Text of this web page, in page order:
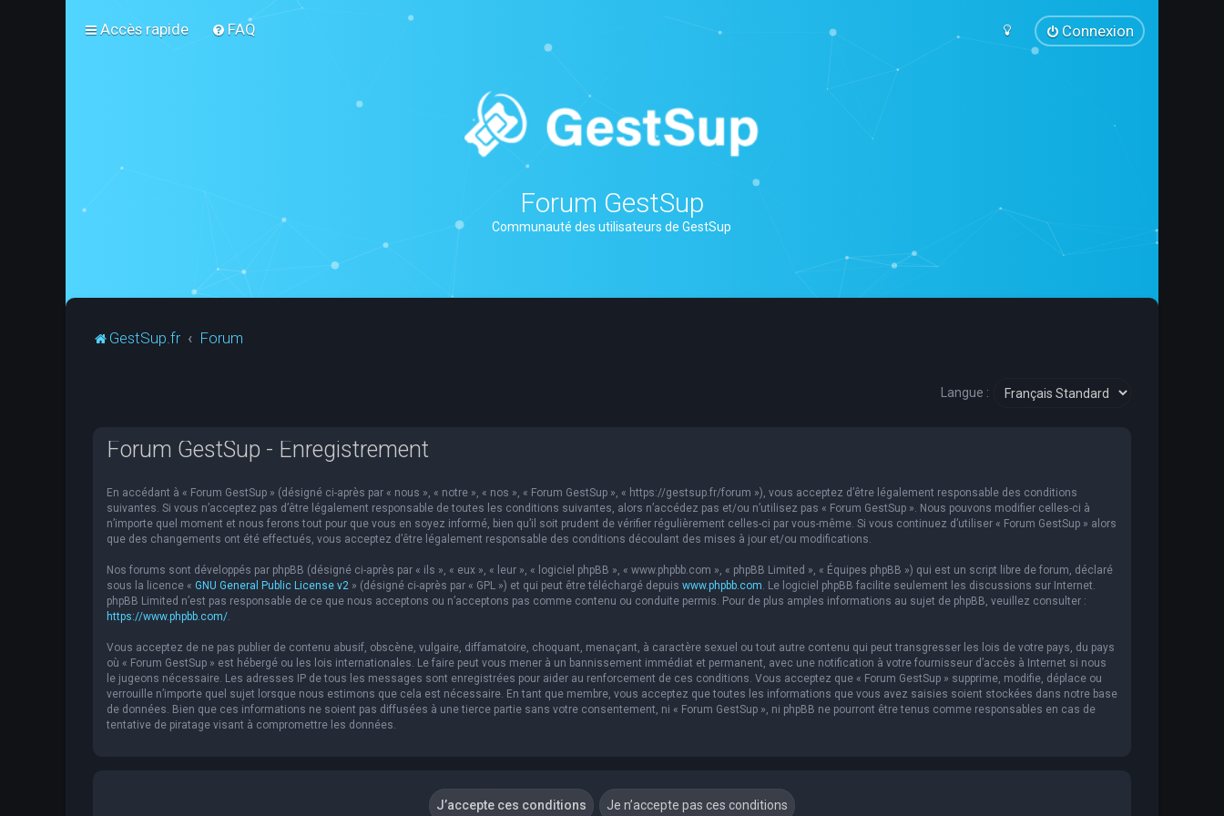
Accès rapide FAQ Connexion
Forum GestSup
Communauté des utilisateurs de GestSup
GestSup.fr Forum
Langue :
Forum GestSup - Enregistrement
En accédant à « Forum GestSup » (désigné ci-après par « nous », « notre », « nos », « Forum GestSup », « https://gestsup.fr/forum »), vous acceptez d’être légalement responsable des conditions
suivantes. Si vous n’acceptez pas d’être légalement responsable de toutes les conditions suivantes, alors n’accédez pas et/ou n’utilisez pas « Forum GestSup ». Nous pouvons modifier celles-ci à
n’importe quel moment et nous ferons tout pour que vous en soyez informé, bien qu’il soit prudent de vérifier régulièrement celles-ci par vous-même. Si vous continuez d’utiliser « Forum GestSup » alors
que des changements ont été effectués, vous acceptez d’être légalement responsable des conditions découlant des mises à jour et/ou modifications.
Nos forums sont développés par phpBB (désigné ci-après par « ils », « eux », « leur », « logiciel phpBB », « www.phpbb.com », « phpBB Limited », « Équipes phpBB ») qui est un script libre de forum, déclaré
sous la licence « GNU General Public License v2 » (désigné ci-après par « GPL ») et qui peut être téléchargé depuis www.phpbb.com. Le logiciel phpBB facilite seulement les discussions sur Internet.
phpBB Limited n’est pas responsable de ce que nous acceptons ou n’acceptons pas comme contenu ou conduite permis. Pour de plus amples informations au sujet de phpBB, veuillez consulter :
https://www.phpbb.com/.
Vous acceptez de ne pas publier de contenu abusif, obscène, vulgaire, diffamatoire, choquant, menaçant, à caractère sexuel ou tout autre contenu qui peut transgresser les lois de votre pays, du pays
où « Forum GestSup » est hébergé ou les lois internationales. Le faire peut vous mener à un bannissement immédiat et permanent, avec une notification à votre fournisseur d’accès à Internet si nous
le jugeons nécessaire. Les adresses IP de tous les messages sont enregistrées pour aider au renforcement de ces conditions. Vous acceptez que « Forum GestSup » supprime, modifie, déplace ou
verrouille n’importe quel sujet lorsque nous estimons que cela est nécessaire. En tant que membre, vous acceptez que toutes les informations que vous avez saisies soient stockées dans notre base
de données. Bien que ces informations ne soient pas diffusées à une tierce partie sans votre consentement, ni « Forum GestSup », ni phpBB ne pourront être tenus comme responsables en cas de
tentative de piratage visant à compromettre les données.